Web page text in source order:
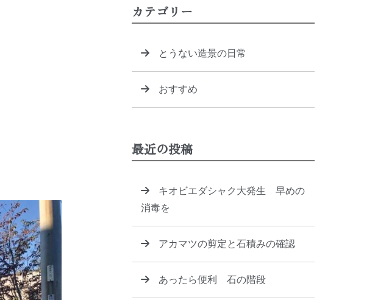
カテゴリー
とうない造景の日常
おすすめ
最近の投稿
キオビエダシャク大発生 早めの
消毒を
アカマツの剪定と石積みの確認
あったら便利 石の階段